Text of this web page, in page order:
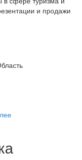
и продажи